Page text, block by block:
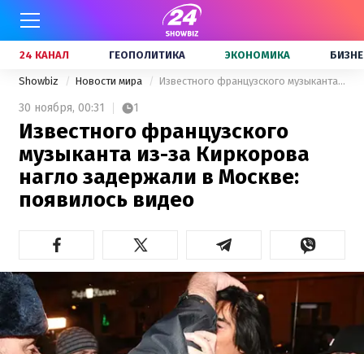
24 КАНАЛ ГЕОПОЛИТИКА ЭКОНОМИКА
Showbiz Новости мира Известного французского музыканта из-за Киркорова нагло задержали в Москве: появилось видео
30 ноября, 00:31 1
Известного французского
музыканта из-за Киркорова
нагло задержали в Москве:
появилось видео